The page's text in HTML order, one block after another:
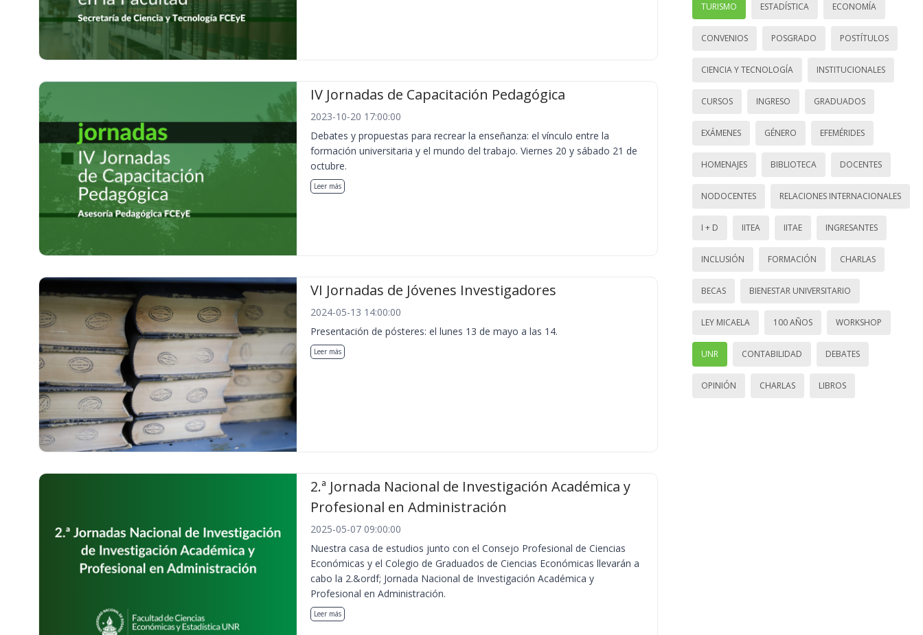
IV Jornadas de Capacitación Pedagógica
2023-10-20 17:00:00
Debates y propuestas para recrear la enseñanza: el vínculo entre la
formación universitaria y el mundo del trabajo. Viernes 20 y sábado 21 de
octubre.
Leer más
VI Jornadas de Jóvenes Investigadores
2024-05-13 14:00:00
Presentación de pósteres: el lunes 13 de mayo a las 14.
Leer más
2.ª Jornada Nacional de Investigación Académica y
Profesional en Administración
2025-05-07 09:00:00
Nuestra casa de estudios junto con el Consejo Profesional de Ciencias
Económicas y el Colegio de Graduados de Ciencias Económicas llevarán a
cabo la 2.&ordf; Jornada Nacional de Investigación Académica y
Profesional en Administración.
Leer más
TURISMO ESTADÍSTICA ECONOMÍA
CONVENIOS POSGRADO POSTÍTULOS
CIENCIA Y TECNOLOGÍA INSTITUCIONALES
CURSOS INGRESO GRADUADOS
EXÁMENES GÉNERO EFEMÉRIDES
HOMENAJES BIBLIOTECA DOCENTES
NODOCENTES RELACIONES INTERNACIONALES
I + D IITEA IITAE INGRESANTES
INCLUSIÓN FORMACIÓN CHARLAS
BECAS BIENESTAR UNIVERSITARIO
LEY MICAELA 100 AÑOS WORKSHOP
UNR CONTABILIDAD DEBATES
OPINIÓN CHARLAS LIBROS